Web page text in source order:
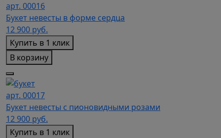
арт. 00016
Букет невесты в форме сердца
12 900 руб.
Купить в 1 клик
В корзину
арт. 00017
Букет невесты с пионовидными розами
12 900 руб.
Купить в 1 клик